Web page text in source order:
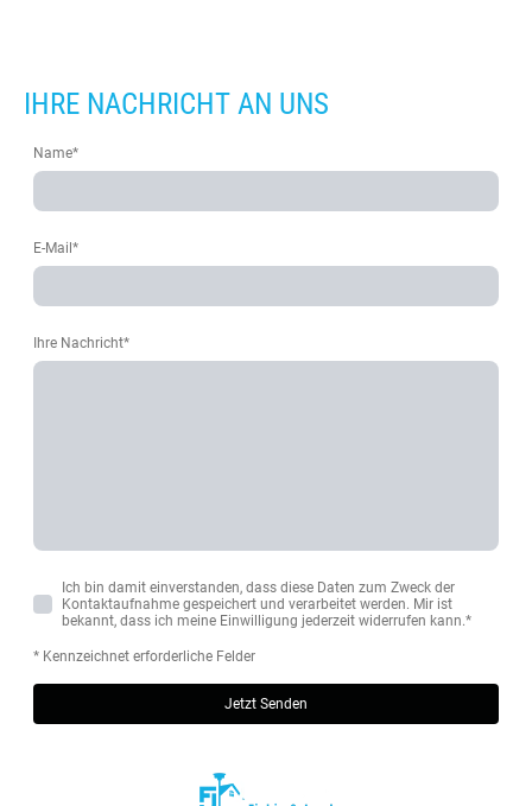
IHRE NACHRICHT AN UNS
Name*
E-Mail*
Ihre Nachricht*
Ich bin damit einverstanden, dass diese Daten zum Zweck der
Kontaktaufnahme gespeichert und verarbeitet werden. Mir ist
bekannt, dass ich meine Einwilligung jederzeit widerrufen kann.*
* Kennzeichnet erforderliche Felder
Jetzt Senden